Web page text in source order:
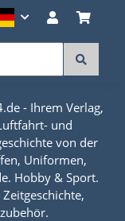
- Ihrem Verlag,
und
von der
Uniformen,
Hobby & Sport.